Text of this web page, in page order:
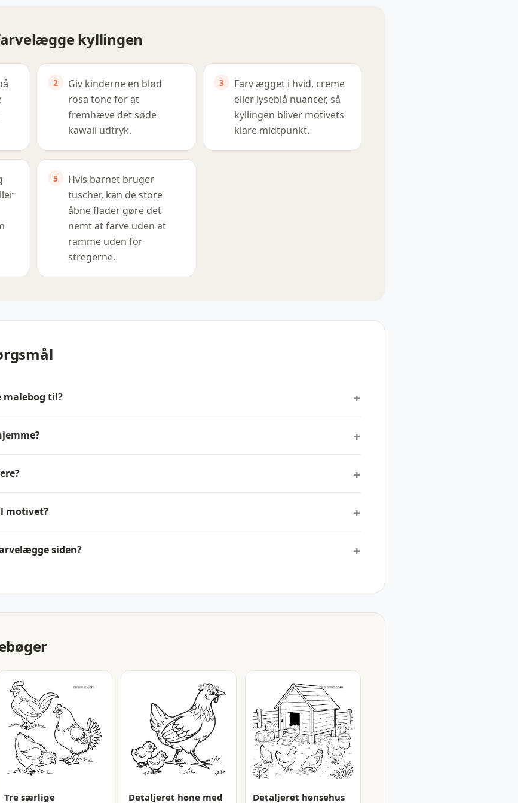
kyllingen
Giv kinderne en blød
rosa tone for at
fremhæve det søde
kawaii udtryk.
Farv ægget i hvid, creme
eller lyseblå nuancer, så
kyllingen bliver motivets
klare midtpunkt.
Hvis barnet bruger
tuscher, kan de store
åbne flader gøre det
nemt at farve uden at
ramme uden for
stregerne.
malebog til?
motivet?
siden?
Tre særlige
Detaljeret høne med
Detaljeret hønsehus